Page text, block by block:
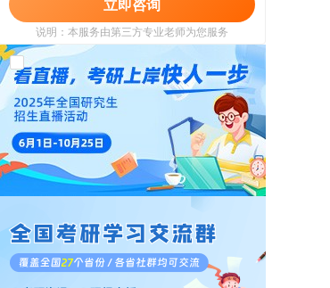
立即咨询
说明：本服务由第三方专业老师为您服务
我已阅读并同意 《用户政策》
《用户服务
使用协议》